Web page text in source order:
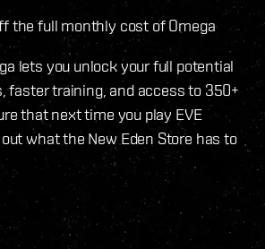
the full monthly cost of Omega
lets you unlock your full potential
faster training, and access to 350+
that next time you play EVE
what the New Eden Store has to